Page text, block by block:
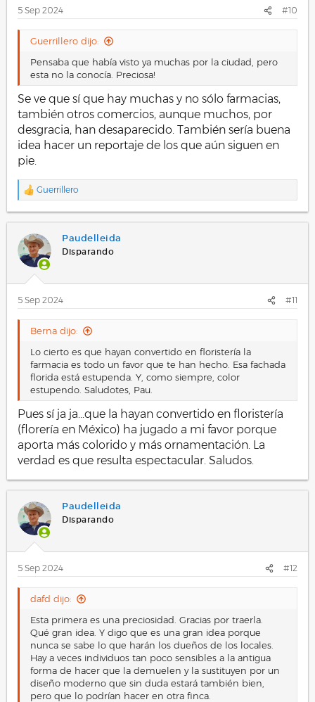
5 Sep 2024 #10
Guerrillero dijo:
Pensaba que había visto ya muchas por la ciudad, pero
esta no la conocía. Preciosa!
Se ve que sí que hay muchas y no sólo farmacias,
también otros comercios, aunque muchos, por
desgracia, han desaparecido. También sería buena
idea hacer un reportaje de los que aún siguen en
pie.
R
a
c
i
o
e
s
:
Guerrillero
Paudelleida
Disparando
5 Sep 2024 #11
Berna dijo:
Lo cierto es que hayan convertido en floristería la
farmacia es todo un favor que te han hecho. Esa fachada
florida está estupenda. Y, como siempre, color
estupendo. Saludotes, Pau.
Pues sí ja ja...que la hayan convertido en floristería
(florería en México) ha jugado a mi favor porque
aporta más colorido y más ornamentación. La
verdad es que resulta espectacular. Saludos.
Paudelleida
Disparando
5 Sep 2024 #12
dafd dijo:
Esta primera es una preciosidad. Gracias por traerla.
Qué gran idea. Y digo que es una gran idea porque
nunca se sabe lo que harán los dueños de los locales.
Hay a veces individuos tan poco sensibles a la antigua
forma de hacer que la demuelen y la sustituyen por un
diseño moderno que sin duda estará también bien,
pero que lo podrían hacer en otra finca.